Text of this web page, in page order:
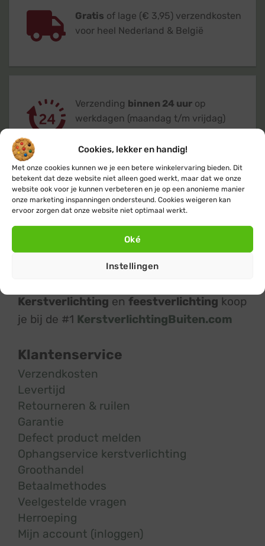
Cookies, lekker en handig!
Met onze cookies kunnen we je een betere winkelervaring bieden. Dit
betekent dat deze website niet alleen goed werkt, maar dat we onze
website ook voor je kunnen verbeteren en je op een anonieme manier
onze marketing inspanningen ondersteund. Cookies weigeren kan
ervoor zorgen dat onze website niet optimaal werkt.
Oké
Instellingen
Gratis of lage (€ 3,95) verzendkosten
voor heel Nederland & België
Verzending binnen 24 uur op
werkdagen (maandag t/m vrijdag)
Klanten geven ons een 9,4op basis van
+14.800 beoordelingen
Kerstverlichting en feestverlichting koop
je bij de #1 KerstverlichtingBuiten.com
Klantenservice
Verzendkosten
Levertijd
Retourneren & ruilen
Garantie
Defect product melden
Ophangservice kerstverlichting
Groothandel
Betaalmethodes
Veelgestelde vragen
Herroeping
Mijn account (inloggen)